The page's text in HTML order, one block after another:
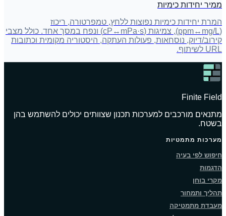
ממיר יחידות כימיות
המרת יחידות כימיות נפוצות ללחץ, טמפרטורה, ריכוז
(ppm↔mg/L), צמיגות (cP↔mPa·s) ונפח במסך אחד. כולל מצבי
קירוב/דיוק, נוסחאות, פעולות העתקה, היסטוריה מקומית וכתובות
URL לשיתוף.
Finite Field
מתנאים מורכבים למערכות תכנון שצוותים יכולים להשתמש בהן
בשטח.
מערכות מתמטיות
חיפוש לפי בעיה
הדגמות
מקרי בוחן
תהליך ותמחור
מעבדת מתמטיקה